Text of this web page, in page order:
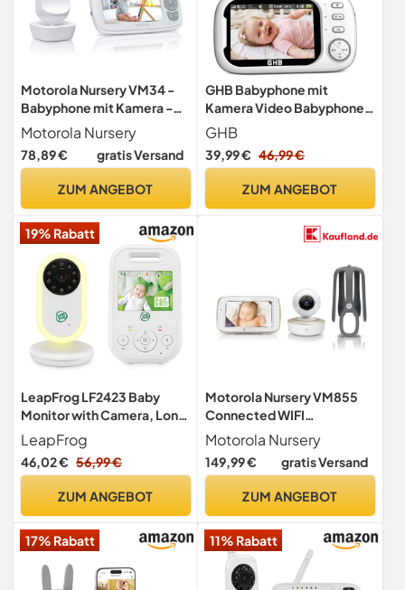
Motorola Nursery VM34 -
Babyphone mit Kamera -
4.3-Zoll Farbdisplay -
Infrarot-Nachtsicht -
Wiegenlieder, Weiß
Motorola Nursery
78,89 € gratis Versand
ZUM ANGEBOT
GHB Babyphone mit
Kamera Video Babyphone
3,5 Zoll LCD
GHB
39,99 € 46,99 €
ZUM ANGEBOT
19% Rabatt
LeapFrog LF2423 Baby
Monitor with Camera, Long
Range, 2.8 Inch Video LCD
Display, 2X Zoom,
Temperature Sensor, Noise
Intercom, Long Battery
LeapFrog
46,02 € 56,99 €
ZUM ANGEBOT
Motorola Nursery VM855
Connected WIFI
Babyphone - mit Motorola
Nursery App und 5-Zoll
Elterneinheit - Nachtsicht,
Wege-Gespräch
Motorola Nursery
149,99 € gratis Versand
ZUM ANGEBOT
17% Rabatt 11% Rabatt